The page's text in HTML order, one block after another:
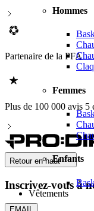
Hommes
Femmes
Enfants
Vêtements
Partenaire de la PFA
Retours simplifiés
Retour en haut
Inscrivez-vous à